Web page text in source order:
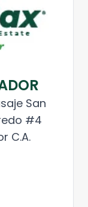
San
#4
C.A.